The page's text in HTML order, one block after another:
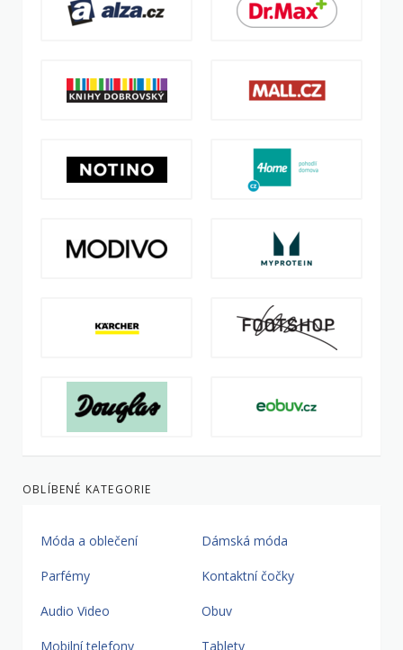
OBLÍBENÉ KATEGORIE
Móda a oblečení Dámská móda
Parfémy Kontaktní čočky
Audio Video Obuv
Mobilní telefony Tablety